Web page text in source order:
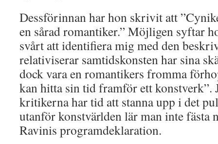
Dessförinnan har hon skrivit att
en sårad romantiker.” Möjligen syftar
svårt att identifiera mig med den
relativiserar samtidskonsten har sina
dock vara en romantikers fromma
kan hitta sin tid framför ett konstverk”.
kritikerna har tid att stanna upp i det
utanför konstvärlden lär man inte fästa
Ravinis programdeklaration.